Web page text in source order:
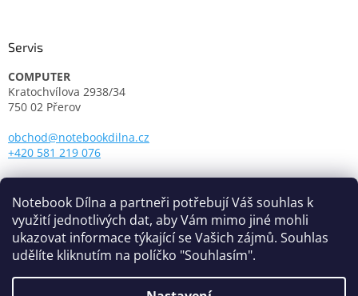
Notebook Dílna a partneři potřebují Váš souhlas k
využití jednotlivých dat, aby Vám mimo jiné mohli
ukazovat informace týkající se Vašich zájmů. Souhlas
udělíte kliknutím na políčko "Souhlasím".
Servis
COMPUTER
Kratochvílova 2938/34
750 02 Přerov
obchod@notebookdilna.cz
+420 581 219 076
Otevírací doba:
Pondělí - Pátek: 9.00 - 17.00